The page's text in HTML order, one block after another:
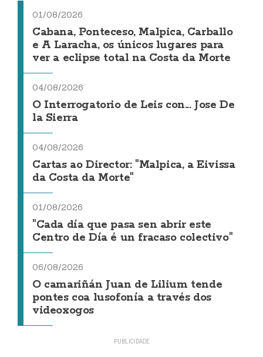
01/08/2026
Cabana, Ponteceso, Malpica, Carballo
e A Laracha, os únicos lugares para
ver a eclipse total na Costa da Morte
04/08/2026
O Interrogatorio de Leis con... Jose De
la Sierra
04/08/2026
Cartas ao Director: "Malpica, a Eivissa
da Costa da Morte"
01/08/2026
"Cada día que pasa sen abrir este
Centro de Día é un fracaso colectivo"
06/08/2026
O camariñán Juan de Lilium tende
pontes coa lusofonía a través dos
videoxogos